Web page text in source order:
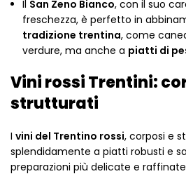
Il San Zeno Bianco, con il suo
freschezza, è perfetto in
tradizione trentina, come
verdure, ma anche a piatti di
Vini rossi Trentini:
strutturati
I vini del Trentino rossi, corposi e
splendidamente a piatti robusti e
preparazioni più delicate e